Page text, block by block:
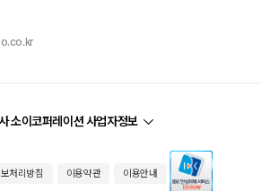
소이코퍼레이션 사업자정보
처리방침 이용약관 이용안내